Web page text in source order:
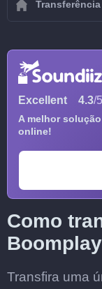
Excellent 4.3/5
A melhor
online!
Como
Transfira uma